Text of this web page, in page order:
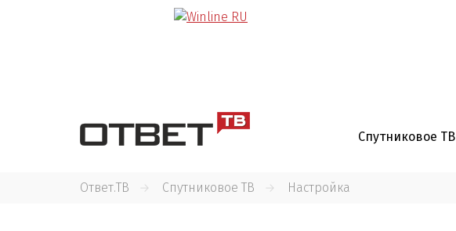
Спутниковое ТВ
Ответ.ТВ Спутниковое ТВ Настройка